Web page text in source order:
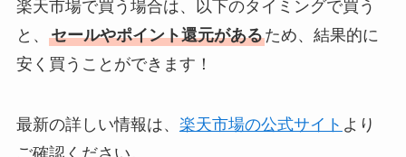
楽天市場で買う場合は、以下のタイミングで買う
と、 セールやポイント還元があるため、結果的に
安く買うことができます！
最新の詳しい情報は、 楽天市場の公式サイト より